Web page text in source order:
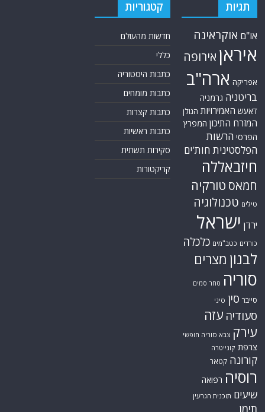
תגיות
או"ם אוקראינה
איראן אירופה
אפריקה ארה"ב
בריטניה גרמניה
דאעש האמירויות הגולן
המזרח התיכון המפרץ
הפרסי הרשות
הפלסטינית חות'ים
חיזבאללה
חמאס טורקיה
טילים טכנולוגיה
ירדן ישראל
כורדים כטב"מים כלכלה
לבנון מצרים
סוריה סחר סמים
סייבר סין סיני
סעודיה עזה
עירק צבא סוריה חופשי
צרפת קונייטרה
קורונה קטאר
רוסיה רפואה
שיעים תוכנית הגרעין
תימן
קטגוריות
חדשות מהעולם
כללי
כתבות היסטוריה
כתבות מומחים
כתבות קצרות
כתבות ראשיות
סקירות תשתית
קריקטורות